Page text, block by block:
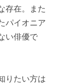
存在。また
パイオニア
い俳優で
りたい方は